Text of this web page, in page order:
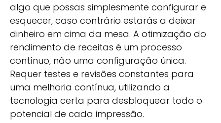
algo que possas simplesmente configurar e
esquecer, caso contrário estarás a deixar
dinheiro em cima da mesa. A otimização do
rendimento de receitas é um processo
contínuo, não uma configuração única.
Requer testes e revisões constantes para
uma melhoria contínua, utilizando a
tecnologia certa para desbloquear todo o
potencial de cada impressão.